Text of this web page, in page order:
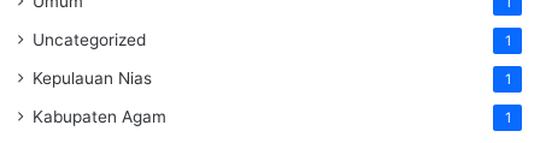
Uncategorized 1
Kepulauan Nias 1
Kabupaten Agam 1